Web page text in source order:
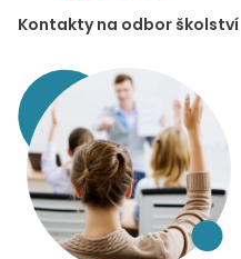
Kontakty na odbor školství